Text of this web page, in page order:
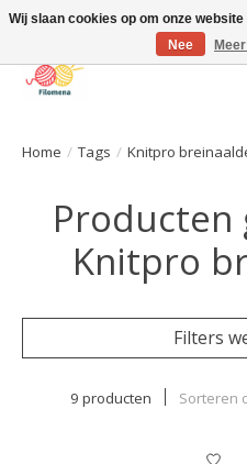
Home / Tags / Knitpro
Producten
Knitpro
Filters
9 producten Sorteren
Wij slaan cookies op om onze
Nee